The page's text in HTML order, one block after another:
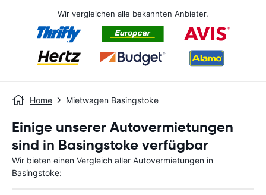
Wir vergleichen alle bekannten Anbieter.
Home Mietwagen Basingstoke
Einige unserer Autovermietungen
sind in Basingstoke verfügbar
Wir bieten einen Vergleich aller Autovermietungen in
Basingstoke: